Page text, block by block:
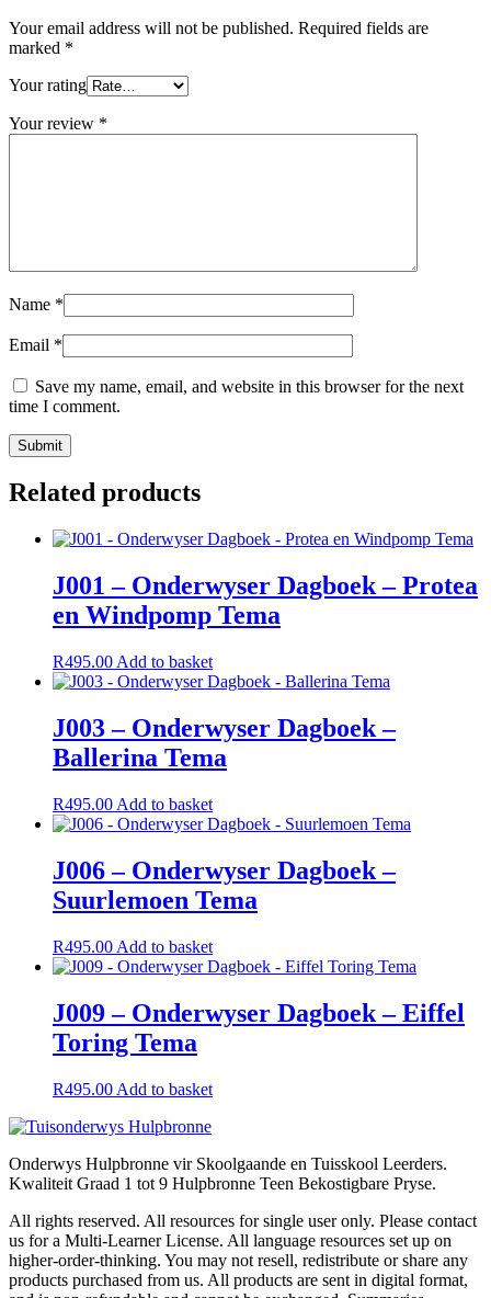
Your email address will not be published. Required fields are
marked *
Your rating
Your review *
Name *
Email *
Save my name, email, and website in this browser for the next
time I comment.
Related products
J001 – Onderwyser Dagboek – Protea
en Windpomp Tema
R495.00 Add to basket
J003 – Onderwyser Dagboek –
Ballerina Tema
R495.00 Add to basket
J006 – Onderwyser Dagboek –
Suurlemoen Tema
R495.00 Add to basket
J009 – Onderwyser Dagboek – Eiffel
Toring Tema
R495.00 Add to basket
Onderwys Hulpbronne vir Skoolgaande en Tuisskool Leerders.
Kwaliteit Graad 1 tot 9 Hulpbronne Teen Bekostigbare Pryse.
All rights reserved. All resources for single user only. Please contact
us for a Multi-Learner License. All language resources set up on
higher-order-thinking. You may not resell, redistribute or share any
products purchased from us. All products are sent in digital format,